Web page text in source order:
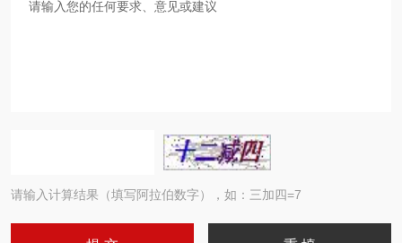
请输入计算结果（填写阿拉伯数字），如：三加四=7